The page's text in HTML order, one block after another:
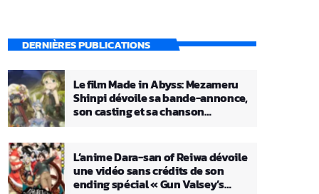
DERNIÈRES PUBLICATIONS
Le film Made in Abyss: Mezameru
Shinpi dévoile sa bande-annonce,
son casting et sa chanson
L’anime Dara-san of Reiwa dévoile
une vidéo sans crédits de son
ending spécial « Gun Valsey’s